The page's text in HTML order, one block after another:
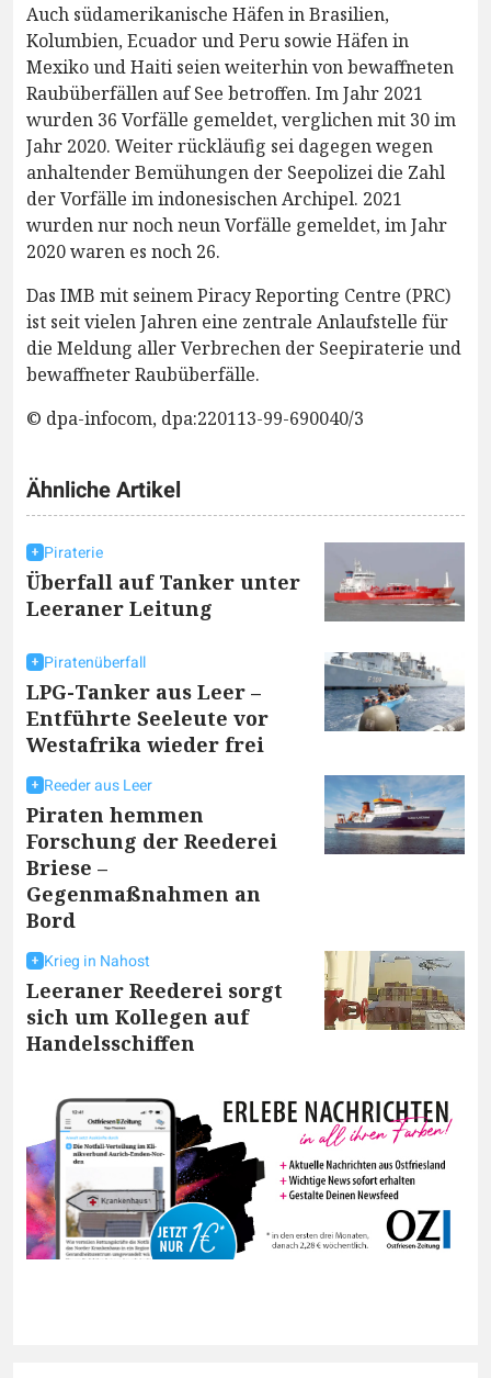
Auch südamerikanische Häfen in Brasilien,
Kolumbien, Ecuador und Peru sowie Häfen in
Mexiko und Haiti seien weiterhin von bewaffneten
Raubüberfällen auf See betroffen. Im Jahr 2021
wurden 36 Vorfälle gemeldet, verglichen mit 30 im
Jahr 2020. Weiter rückläufig sei dagegen wegen
anhaltender Bemühungen der Seepolizei die Zahl
der Vorfälle im indonesischen Archipel. 2021
wurden nur noch neun Vorfälle gemeldet, im Jahr
2020 waren es noch 26.
Das IMB mit seinem Piracy Reporting Centre (PRC)
ist seit vielen Jahren eine zentrale Anlaufstelle für
die Meldung aller Verbrechen der Seepiraterie und
bewaffneter Raubüberfälle.
© dpa-infocom, dpa:220113-99-690040/3
Ähnliche Artikel
Piraterie
Überfall auf Tanker unter
Leeraner Leitung
Piratenüberfall
LPG-Tanker aus Leer –
Entführte Seeleute vor
Westafrika wieder frei
Reeder aus Leer
Piraten hemmen
Forschung der Reederei
Briese –
Gegenmaßnahmen an
Bord
Krieg in Nahost
Leeraner Reederei sorgt
sich um Kollegen auf
Handelsschiffen